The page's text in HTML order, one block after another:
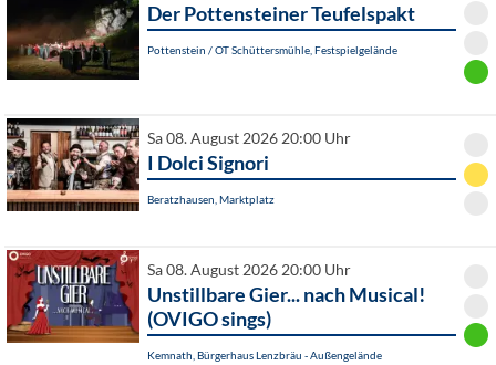
Der Pottensteiner Teufelspakt
Pottenstein / OT Schüttersmühle, Festspielgelände
Sa 08. August 2026 20:00 Uhr
I Dolci Signori
Beratzhausen, Marktplatz
Sa 08. August 2026 20:00 Uhr
Unstillbare Gier... nach Musical!
(OVIGO sings)
Kemnath, Bürgerhaus Lenzbräu - Außengelände